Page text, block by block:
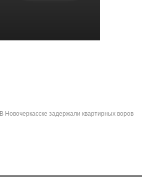
В Новочеркасске задержали квартирных воров